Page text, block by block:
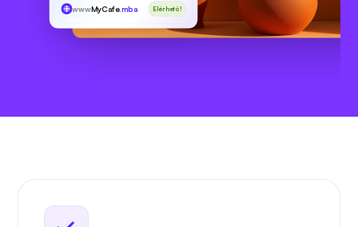
wwwMyCafe.mba Elérhető!